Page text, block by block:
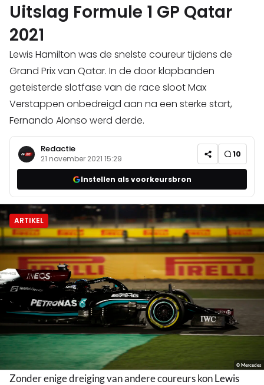
Uitslag Formule 1 GP Qatar
2021
Lewis Hamilton was de snelste coureur tijdens de
Grand Prix van Qatar. In de door klapbanden
geteisterde slotfase van de race sloot Max
Verstappen onbedreigd aan na een sterke start,
Fernando Alonso werd derde.
Redactie
21 november 2021 15:29 10
Instellen als voorkeursbron
ARTIKEL
© Mercedes
Zonder enige dreiging van andere coureurs konLewis